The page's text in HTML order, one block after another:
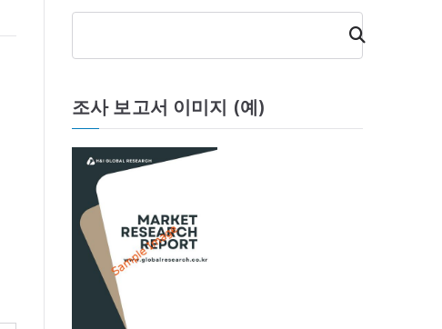
검
색
조사 보고서 이미지 (예)